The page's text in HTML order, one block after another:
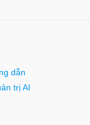
dẫn
trị AI